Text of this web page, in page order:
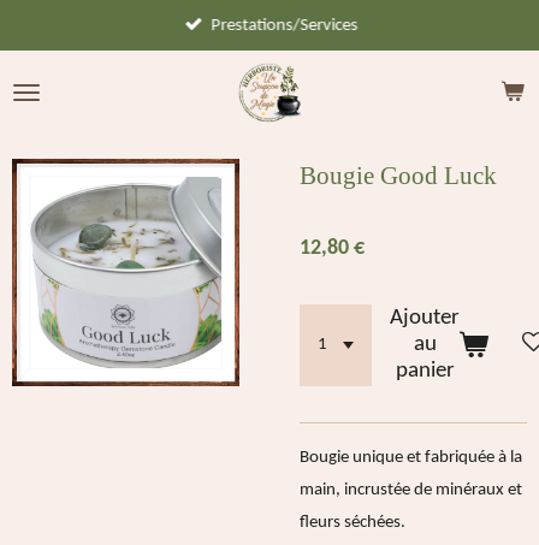
contenu
Prestations/Services
Bougie Good Luck
12,80 €
Ajouter
au
panier
Bougie unique et fabriquée à la
main, incrustée de minéraux et
fleurs séchées.